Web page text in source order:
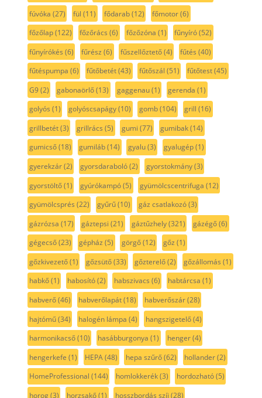
fúvóka (27) fül (11) fődarab(12) főmotor(6)
főzőlap(122) főzőrács (6) főzőzóna (1) fűnyíró(52)
fűnyírókés (6) fűrész (6) fűszellőztető(4) fűtés (40)
fűtéspumpa (6) fűtőbetét(43) fűtőszál (51) fűtőtest(45)
G9(2) gabonaörlő(13) gaggenau(1) gerenda (1)
golyós (1) golyóscsapágy(10) gomb(104) grill (16)
grillbetét(3) grillrács (5) gumi (77) gumibak(14)
gumicső(18) gumiláb(14) gyalu(3) gyalugép(1)
gyerekzár(2) gyorsdaraboló(2) gyorstokmány(3)
gyorstöltő(1) gyúrókampó(5) gyümölcscentrifuga (12)
gyümölcsprés (22) gyűrű(10) gáz csatlakozó(3)
gázrózsa (17) gáztepsi (21) gáztűzhely(321) gázégő(6)
gégecső(23) gépház (5) görgő(12) gőz (1)
gőzkivezető(1) gőzsütő(33) gőzterelő(2) gőzállomás (1)
habkő(1) habosító(2) habszivacs (6) habtárcsa (1)
habverő(46) habverőlapát(18) habverőszár(28)
hajtómű(34) halogén lámpa (4) hangszigetelő(4)
harmonikacső(10) hasábburgonya (1) henger(4)
hengerkefe (1) HEPA(48) hepa szűrő(62) hollander(2)
HomeProfessional (144) homlokkerék(3) hordozható(5)
horog(3) horzsakő(1) hosszbordás szíj (28)